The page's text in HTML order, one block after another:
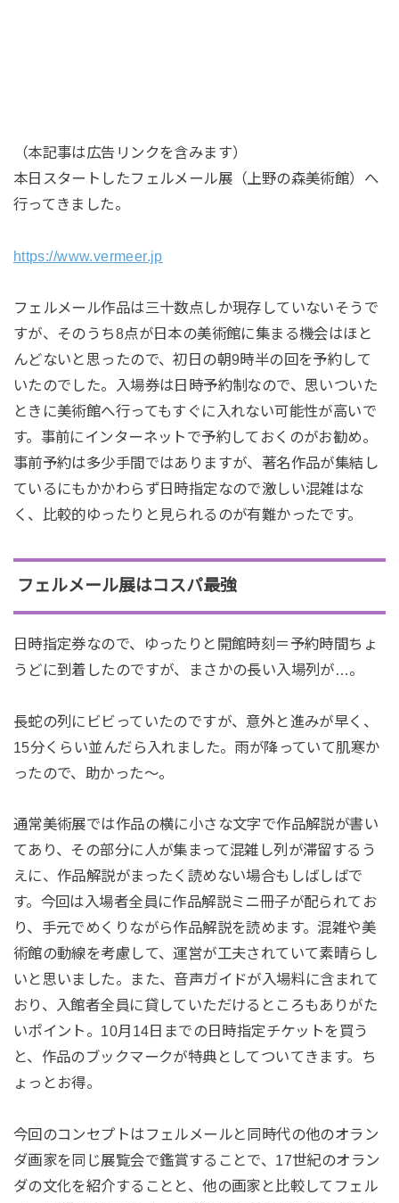
（本記事は広告リンクを含みます）
本日スタートしたフェルメール展（上野の森美術館）へ
行ってきました。
https://www.vermeer.jp
フェルメール作品は三十数点しか現存していないそうで
すが、そのうち8点が日本の美術館に集まる機会はほと
んどないと思ったので、初日の朝9時半の回を予約して
いたのでした。入場券は日時予約制なので、思いついた
ときに美術館へ行ってもすぐに入れない可能性が高いで
す。事前にインターネットで予約しておくのがお勧め。
事前予約は多少手間ではありますが、著名作品が集結し
ているにもかかわらず日時指定なので激しい混雑はな
く、比較的ゆったりと見られるのが有難かったです。
フェルメール展はコスパ最強
日時指定券なので、ゆったりと開館時刻＝予約時間ちょ
うどに到着したのですが、まさかの長い入場列が…。
長蛇の列にビビっていたのですが、意外と進みが早く、
15分くらい並んだら入れました。雨が降っていて肌寒か
ったので、助かった～。
通常美術展では作品の横に小さな文字で作品解説が書い
てあり、その部分に人が集まって混雑し列が滞留するう
えに、作品解説がまったく読めない場合もしばしばで
す。今回は入場者全員に作品解説ミニ冊子が配られてお
り、手元でめくりながら作品解説を読めます。混雑や美
術館の動線を考慮して、運営が工夫されていて素晴らし
いと思いました。また、音声ガイドが入場料に含まれて
おり、入館者全員に貸していただけるところもありがた
いポイント。10月14日までの日時指定チケットを買う
と、作品のブックマークが特典としてついてきます。ち
ょっとお得。
今回のコンセプトはフェルメールと同時代の他のオラン
ダ画家を同じ展覧会で鑑賞することで、17世紀のオラン
ダの文化を紹介することと、他の画家と比較してフェル